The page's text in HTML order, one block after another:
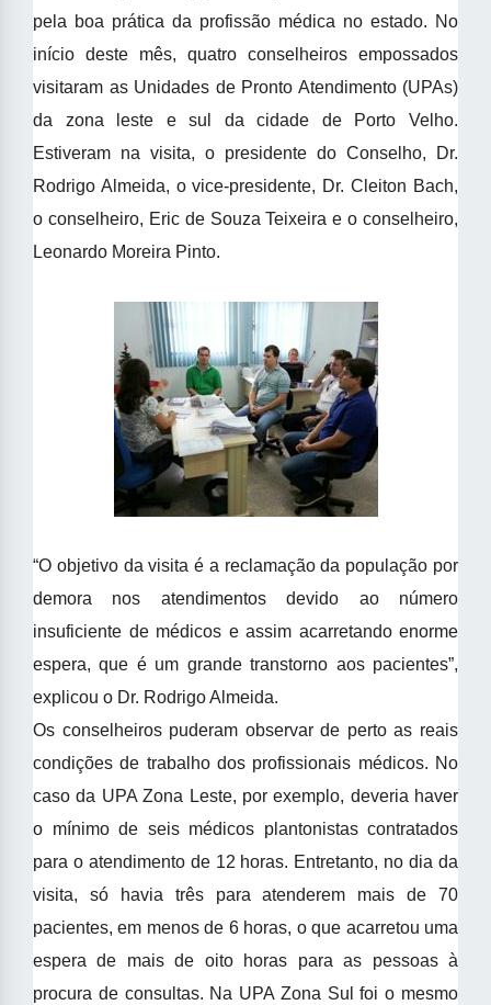
pela boa prática da profissão médica no estado. No
início deste mês, quatro conselheiros empossados
visitaram as Unidades de Pronto Atendimento (UPAs)
da zona leste e sul da cidade de Porto Velho.
Estiveram na visita, o presidente do Conselho, Dr.
Rodrigo Almeida, o vice-presidente, Dr. Cleiton Bach,
o conselheiro, Eric de Souza Teixeira e o conselheiro,
Leonardo Moreira Pinto.
“O objetivo da visita é a reclamação da população por
demora nos atendimentos devido ao número
insuficiente de médicos e assim acarretando enorme
espera, que é um grande transtorno aos pacientes”,
explicou o Dr. Rodrigo Almeida.
Os conselheiros puderam observar de perto as reais
condições de trabalho dos profissionais médicos. No
caso da UPA Zona Leste, por exemplo, deveria haver
o mínimo de seis médicos plantonistas contratados
para o atendimento de 12 horas. Entretanto, no dia da
visita, só havia três para atenderem mais de 70
pacientes, em menos de 6 horas, o que acarretou uma
espera de mais de oito horas para as pessoas à
procura de consultas. Na UPA Zona Sul foi o mesmo